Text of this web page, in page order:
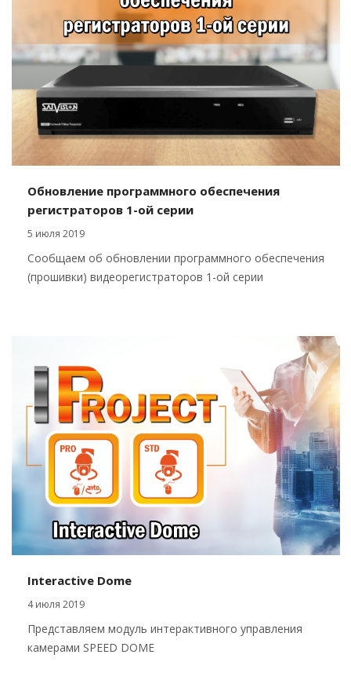
Обновление программного обеспечения
регистраторов 1-ой серии
5 июля 2019
Сообщаем об обновлении программного обеспечения
(прошивки) видеорегистраторов 1-ой серии
Interactive Dome
4 июля 2019
Представляем модуль интерактивного управления
камерами SPEED DOME